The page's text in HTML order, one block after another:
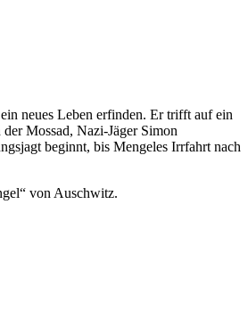
neues Leben erfinden. Er trifft auf ein
Mossad, Nazi-Jäger Simon
beginnt, bis Mengeles Irrfahrt nach
von Auschwitz.